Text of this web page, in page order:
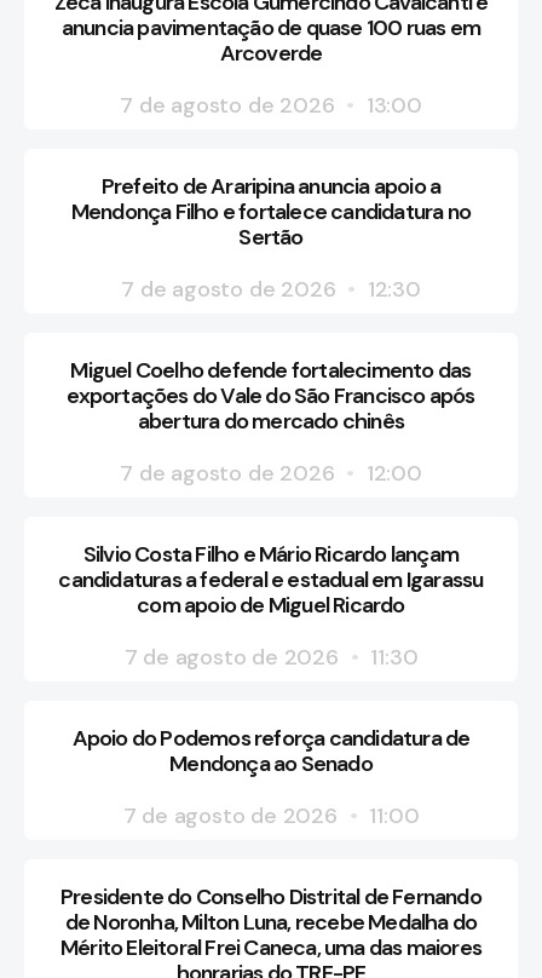
anuncia pavimentação de quase 100 ruas em
Arcoverde
7 de agosto de 2026
13:00
Prefeito de Araripina anuncia apoio a
Mendonça Filho e fortalece candidatura no
Sertão
7 de agosto de 2026
12:30
Miguel Coelho defende fortalecimento das
exportações do Vale do São Francisco após
abertura do mercado chinês
7 de agosto de 2026
12:00
Silvio Costa Filho e Mário Ricardo lançam
candidaturas a federal e estadual em Igarassu
com apoio de Miguel Ricardo
7 de agosto de 2026
11:30
Apoio do Podemos reforça candidatura de
Mendonça ao Senado
7 de agosto de 2026
11:00
Presidente do Conselho Distrital de Fernando
de Noronha, Milton Luna, recebe Medalha do
Mérito Eleitoral Frei Caneca, uma das maiores